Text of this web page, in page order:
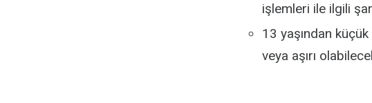
işlemleri ile ilgili
13 yaşından küçük
veya aşırı